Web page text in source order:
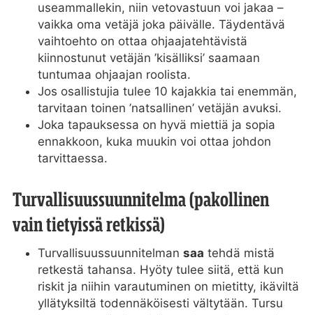
useammallekin, niin vetovastuun voi jakaa –
vaikka oma vetäjä joka päivälle. Täydentävä
vaihtoehto on ottaa ohjaajatehtävistä
kiinnostunut vetäjän ’kisälliksi’ saamaan
tuntumaa ohjaajan roolista.
Jos osallistujia tulee 10 kajakkia tai enemmän,
tarvitaan toinen ’natsallinen’ vetäjän avuksi.
Joka tapauksessa on hyvä miettiä ja sopia
ennakkoon, kuka muukin voi ottaa johdon
tarvittaessa.
Turvallisuussuunnitelma (pakollinen
vain tietyissä retkissä)
Turvallisuussuunnitelman saa tehdä mistä
retkestä tahansa. Hyöty tulee siitä, että kun
riskit ja niihin varautuminen on mietitty, ikäviltä
yllätyksiltä todennäköisesti vältytään. Tursu